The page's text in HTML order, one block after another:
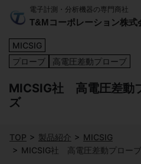
電子計測・分析機器の専門商社
T&Mコーポレーション株式
MICSIG
プローブ
高電圧差動プローブ
MICSIG社 高電圧差動
ズ
TOP 製品紹介
MICSIG
MICSIG社 高電圧差動プロー